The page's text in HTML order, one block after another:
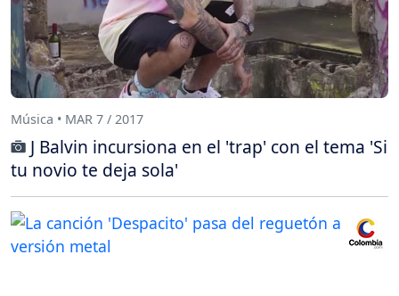
Música • MAR 7 / 2017
J Balvin incursiona en el 'trap' con el tema 'Si
tu novio te deja sola'